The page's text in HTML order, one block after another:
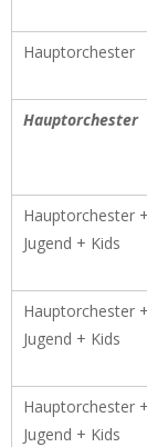
Hauptorchester
Hauptorchester
Hauptorchester +
Jugend + Kids
Hauptorchester +
Jugend + Kids
Hauptorchester +
Jugend + Kids